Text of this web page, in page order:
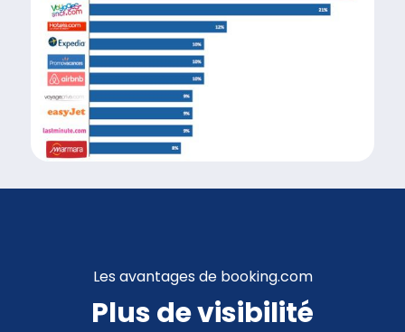
Les avantages de booking.com
Plus de visibilité